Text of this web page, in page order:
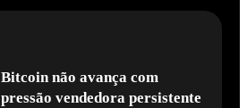
Bitcoin não avança com
pressão vendedora persistente